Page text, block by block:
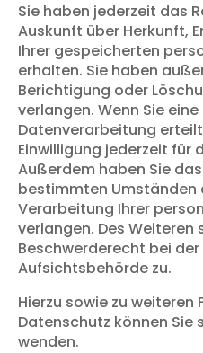
Sie haben jederzeit das
Auskunft über Herkunft,
Ihrer gespeicherten
erhalten. Sie haben
Berichtigung oder
verlangen. Wenn Sie
Datenverarbeitung
Einwilligung jederzeit für
Außerdem haben Sie
bestimmten Umständen
Verarbeitung Ihrer
verlangen. Des Weiteren
Beschwerderecht bei
Aufsichtsbehörde zu.
Hierzu sowie zu weiteren
Datenschutz können Sie
wenden.